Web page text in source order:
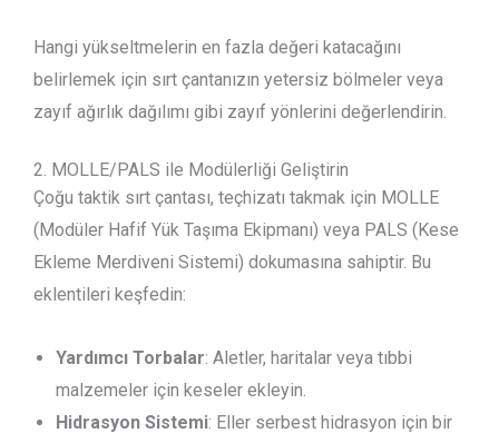
Hangi yükseltmelerin en fazla değeri katacağını
belirlemek için sırt çantanızın yetersiz bölmeler veya
zayıf ağırlık dağılımı gibi zayıf yönlerini değerlendirin.
2. MOLLE/PALS ile Modülerliği Geliştirin
Çoğu taktik sırt çantası, teçhizatı takmak için MOLLE
(Modüler Hafif Yük Taşıma Ekipmanı) veya PALS (Kese
Ekleme Merdiveni Sistemi) dokumasına sahiptir. Bu
eklentileri keşfedin:
Yardımcı Torbalar: Aletler, haritalar veya tıbbi
malzemeler için keseler ekleyin.
Hidrasyon Sistemi: Eller serbest hidrasyon için bir